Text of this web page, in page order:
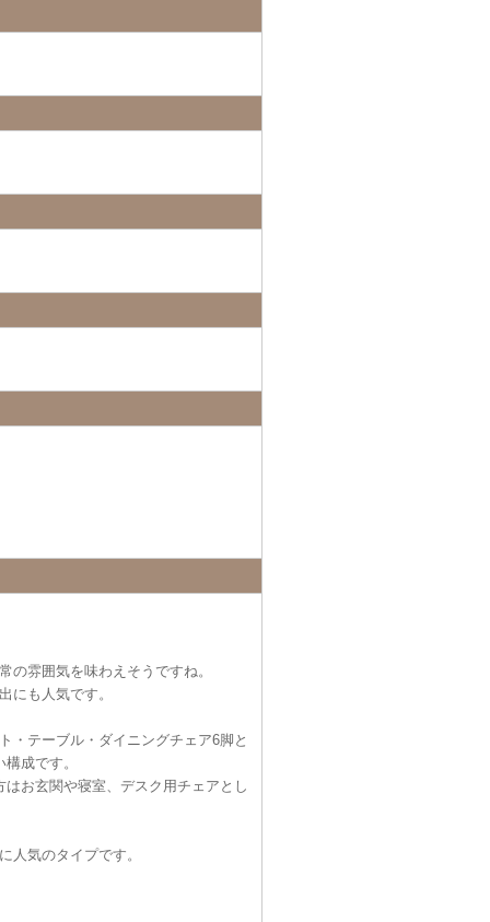
の雰囲気を味わえそうですね。
にも人気です。
・テーブル・ダイニングチェア6脚と
成です。
お玄関や寝室、デスク用チェアとし
人気のタイプです。